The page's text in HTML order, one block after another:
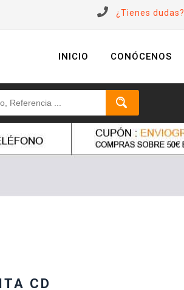
¿Tienes dudas?
INICIO CONÓCENOS
MI CUENTA:
CD